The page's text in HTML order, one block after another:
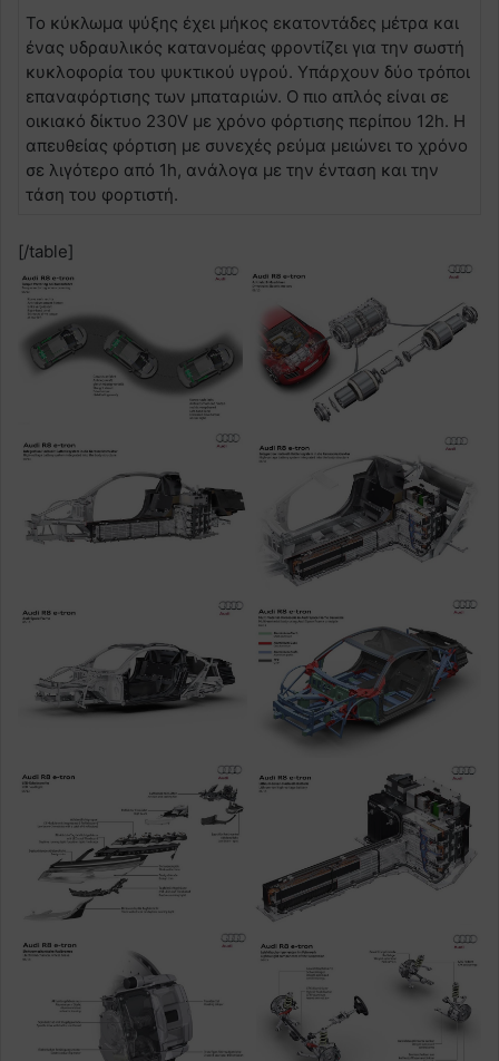
Το κύκλωμα ψύξης έχει μήκος εκατοντάδες μέτρα και
ένας υδραυλικός κατανομέας φροντίζει για την σωστή
κυκλοφορία του ψυκτικού υγρού. Υπάρχουν δύο τρόποι
επαναφόρτισης των μπαταριών. Ο πιο απλός είναι σε
οικιακό δίκτυο 230V με χρόνο φόρτισης περίπου 12h. Η
απευθείας φόρτιση με συνεχές ρεύμα μειώνει το χρόνο
σε λιγότερο από 1h, ανάλογα με την ένταση και την
τάση του φορτιστή.
[/table]